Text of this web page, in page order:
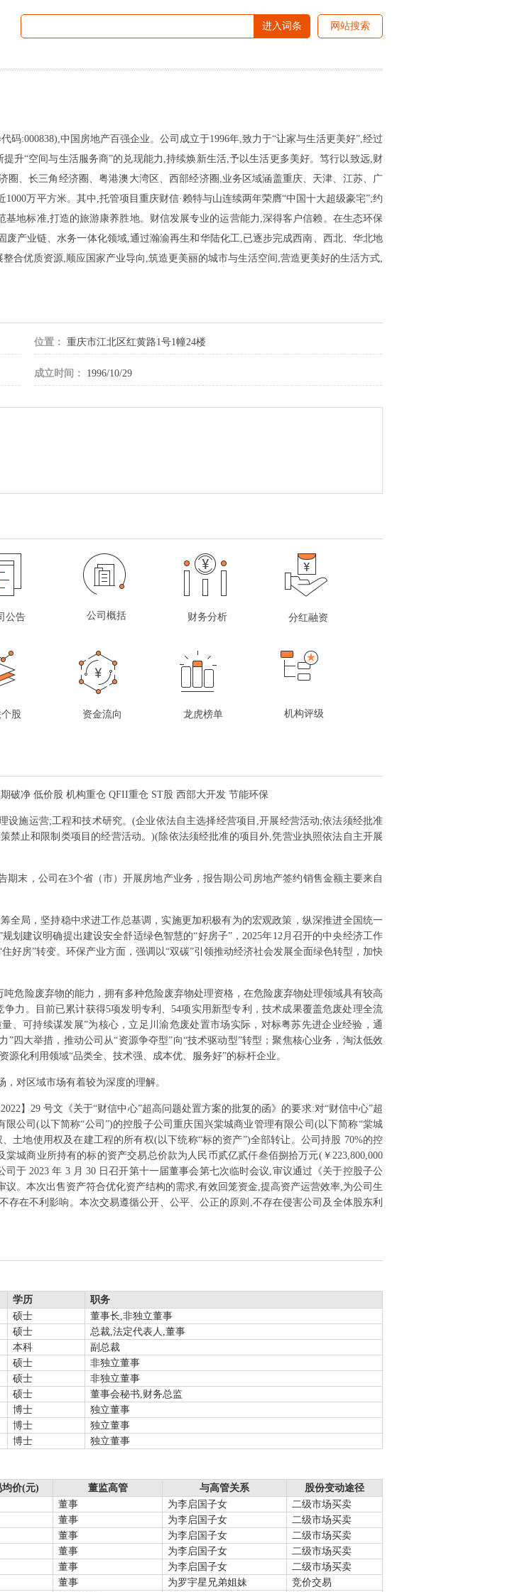
进入词条 网站搜索
:000838),中国房地产百强企业。公司成立于1996年,致力于“让家与生活更美好”,经过
升“空间与生活服务商”的兑现能力,持续焕新生活,予以生活更多美好。笃行以致远,财
、长三角经济圈、粤港澳大湾区、西部经济圈,业务区域涵盖重庆、天津、江苏、广
万平方米。其中,托管项目重庆财信·赖特与山连续两年荣膺“中国十大超级豪宅”;约
地标准,打造的旅游康养胜地。财信发展专业的运营能力,深得客户信赖。在生态环保
产业链、水务一体化领域,通过瀚渝再生和华陆化工,已逐步完成西南、西北、华北地
合优质资源,顺应国家产业导向,筑造更美丽的城市与生活空间,营造更美好的生活方式,
位置： 重庆市江北区红黄路1号1幢24楼
成立时间： 1996/10/29
公告 公司概括 财务分析 分红融资
股 资金流向 龙虎榜单 机构评级
破净 低价股 机构重仓 QFII重仓 ST股 西部大开发 节能环保
设施运营;工程和技术研究。(企业依法自主选择经营项目,开展经营活动;依法须经批准
禁止和限制类项目的经营活动。)(除依法须经批准的项目外,凭营业执照依法自主开展
期末，公司在3个省（市）开展房地产业务，报告期公司房地产签约销售金额主要来自
全局，坚持稳中求进工作总基调，实施更加积极有为的宏观政策，纵深推进全国统一
划建议明确提出建设安全舒适绿色智慧的“好房子”，2025年12月召开的中央经济工作
好房”转变。环保产业方面，强调以“双碳”引领推动经济社会发展全面绿色转型，加快
吨危险废弃物的能力，拥有多种危险废弃物处理资格，在危险废弃物处理领域具有较高
力。目前已累计获得5项发明专利、54项实用新型专利，技术成果覆盖危废处理全流
、可持续谋发展”为核心，立足川渝危废处置市场实际，对标粤苏先进企业经验，通
四大举措，推动公司从“资源争夺型”向“技术驱动型”转型；聚焦核心业务，淘汰低效
化利用领域“品类全、技术强、成本优、服务好”的标杆企业。
对区域市场有着较为深度的理解。
】29 号文《关于“财信中心”超高问题处置方案的批复的函》的要求:对“财信中心”超
公司(以下简称“公司”)的控股子公司重庆国兴棠城商业管理有限公司(以下简称“棠城
土地使用权及在建工程的所有权(以下统称“标的资产”)全部转让。公司持股 70%的控
城商业所持有的标的资产交易总价款为人民币贰亿贰仟叁佰捌拾万元(￥223,800,000
于 2023 年 3 月 30 日召开第十一届董事会第七次临时会议,审议通过《关于控股子公
。本次出售资产符合优化资产结构的需求,有效回笼资金,提高资产运营效率,为公司生
在不利影响。本次交易遵循公开、公平、公正的原则,不存在侵害公司及全体股东利
学历
职务
硕士
董事长,非独立董事
硕士
总裁,法定代表人,董事
本科
副总裁
硕士
非独立董事
硕士
非独立董事
硕士
董事会秘书,财务总监
博士
独立董事
博士
独立董事
博士 独立董事
均价(元) 董监高管 与高管关系
股份变动途径
董事 为李启国子女
二级市场买卖
董事 为李启国子女
二级市场买卖
董事 为李启国子女
二级市场买卖
董事 为李启国子女
二级市场买卖
董事 为李启国子女
二级市场买卖
董事 为罗宇星兄弟姐妹
竞价交易